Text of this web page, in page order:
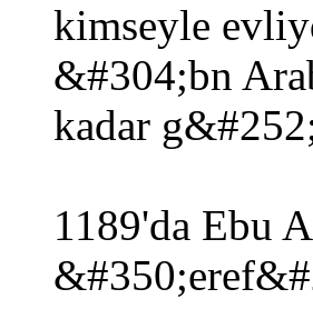
kimseyle
&#304;bn
kadar
1189'da Ebu